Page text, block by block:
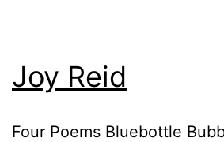
Joy Reid
Four Poems Bluebottle